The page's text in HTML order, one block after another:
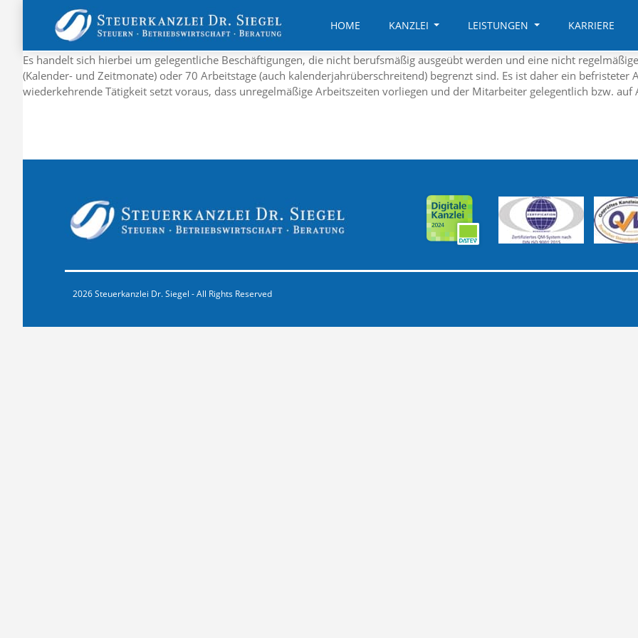
HOME KANZLEI LEISTUNGEN KARRIERE
Es handelt sich hierbei um gelegentliche Beschäftigungen, die nicht berufsmäßig ausgeübt werden und eine nicht
(Kalender- und Zeitmonate) oder 70 Arbeitstage (auch kalenderjahrüberschreitend) begrenzt sind. Es ist daher ein
wiederkehrende Tätigkeit setzt voraus, dass unregelmäßige Arbeitszeiten vorliegen und der Mitarbeiter gelegentlich bzw. auf
2026 Steuerkanzlei Dr. Siegel - All Rights Reserved